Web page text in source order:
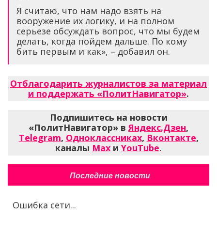
Я считаю, что нам надо взять на
вооружение их логику, и на полном
серьезе обсуждать вопрос, что мы будем
делать, когда пойдем дальше. По кому
бить первым и как», – добавил он.
Отблагодарить журналистов за материал
и поддержать «ПолитНавигатор».
Подпишитесь на новости
«ПолитНавигатор» вЯндекс.Дзен,
Telegram, Одноклассниках, Вконтакте,
каналы Max и YouTube.
Последние новости
Ошибка сети...